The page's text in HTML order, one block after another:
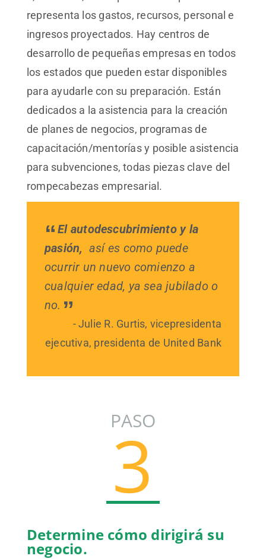
representa los gastos, recursos, personal e
ingresos proyectados. Hay centros de
desarrollo de pequeñas empresas en todos
los estados que pueden estar disponibles
para ayudarle con su preparación. Están
dedicados a la asistencia para la creación
de planes de negocios, programas de
capacitación/mentorías y posible asistencia
para subvenciones, todas piezas clave del
rompecabezas empresarial.
El autodescubrimiento y la
pasión, así es como puede
ocurrir un nuevo comienzo a
cualquier edad, ya sea jubilado o
no.
- Julie R. Gurtis, vicepresidenta
ejecutiva, presidenta de United Bank
Determine cómo dirigirá su
negocio.